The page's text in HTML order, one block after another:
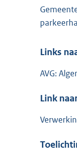
Links
AVG:
Link